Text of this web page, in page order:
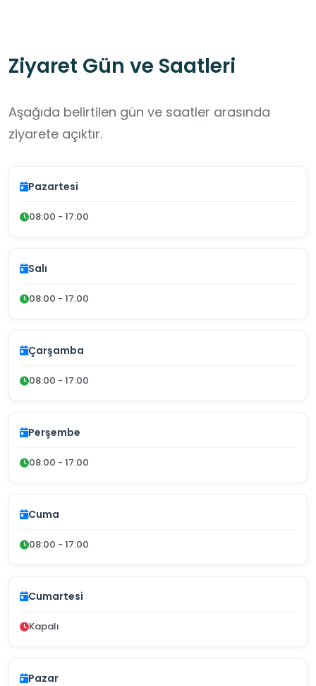
Ziyaret Gün ve Saatleri
Aşağıda belirtilen gün ve saatler arasında
ziyarete açıktır.
Pazartesi
08:00 - 17:00
Salı
08:00 - 17:00
Çarşamba
08:00 - 17:00
Perşembe
08:00 - 17:00
Cuma
08:00 - 17:00
Cumartesi
Kapalı
Pazar